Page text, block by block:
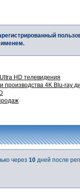
именем.
HD телевидения
производства 4K Blu-ray
через 10 дней после